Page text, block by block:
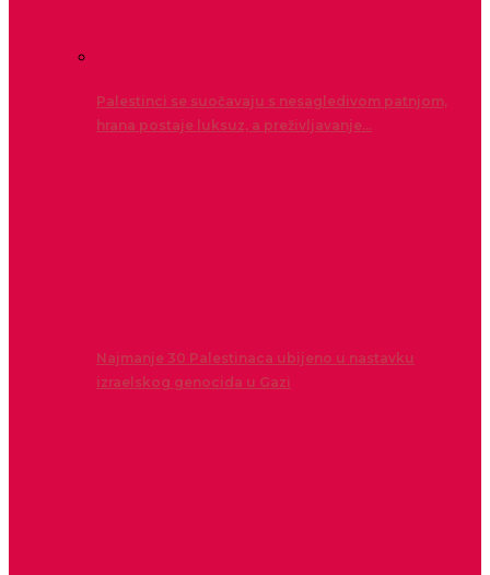
Palestinci se suočavaju s nesagledivom patnjom,
hrana postaje luksuz, a preživljavanje…
Najmanje 30 Palestinaca ubijeno u nastavku
izraelskog genocida u Gazi